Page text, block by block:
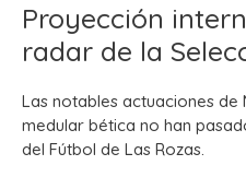
Proyección
radar de la
Las notables actuaciones de
medular bética no han
del Fútbol de Las Rozas.